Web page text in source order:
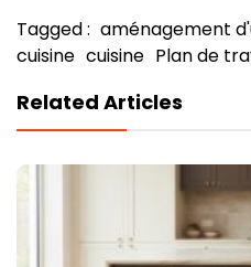
Tagged : aménagement
cuisine cuisine Plan de
Related Articles